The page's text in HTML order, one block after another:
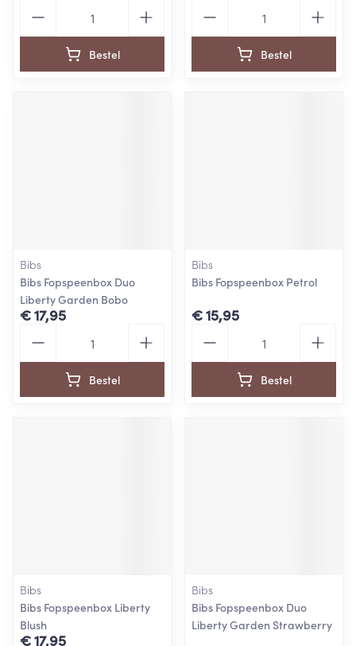
Bestel Bestel
Bibs
Bibs Fopspeenbox Duo
Liberty Garden Bobo
€ 17,95
Bestel
Bibs
Bibs Fopspeenbox Petrol
€ 15,95
Bestel
Bibs
Bibs Fopspeenbox Liberty
Blush
€ 17,95
Bibs
Bibs Fopspeenbox Duo
Liberty Garden Strawberry